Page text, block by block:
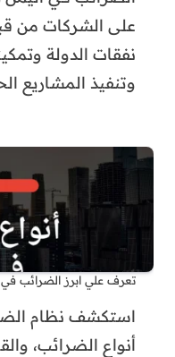
على الشركات من
نفقات الدولة
وتنفيذ المشاريع
تعرف علي ابرز الضرائب
استكشف نظام
أنواع الضرائب،